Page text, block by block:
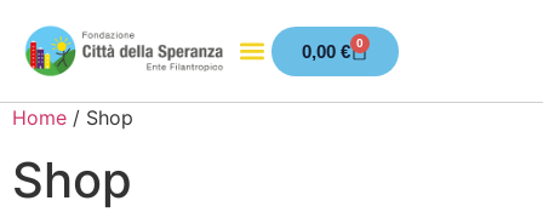
0,00€ 0
Home / Shop
Shop